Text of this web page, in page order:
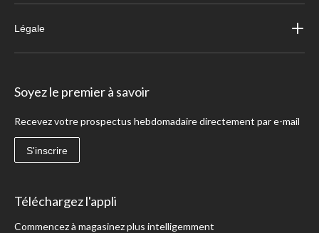
Légale
Soyez le premier à savoir
Recevez votre prospectus hebdomadaire directement par e-mail
S'inscrire
Téléchargez l'appli
Commencez à magasinez plus intelligemment